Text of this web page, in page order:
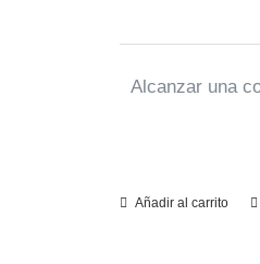
Alcanzar una
Añadir al carrito